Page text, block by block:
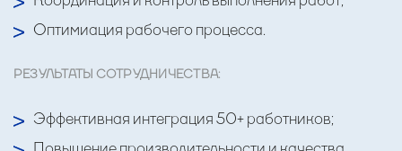
Оптимиация рабочего процесса.
РЕЗУЛЬТАТЫ СОТРУДНИЧЕСТВА:
Эффективная интеграция 50+ работников;